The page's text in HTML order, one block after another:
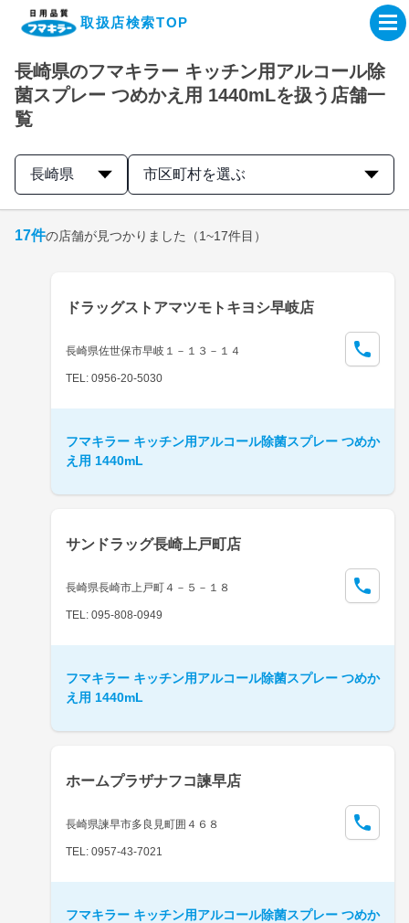
取扱店検索TOP
企業・IR情報サイト
オンラインショップ
製品検索はこちら
長崎県のフマキラー キッチン用アルコール除
菌スプレー つめかえ用 1440mLを扱う店舗一
覧
長崎県 市区町村を選ぶ
17件の店舗が見つかりました （1~17件目）
ドラッグストアマツモトキヨシ早岐店
長崎県佐世保市早岐１－１３－１４
TEL: 0956-20-5030
フマキラー キッチン用アルコール除菌スプレー つめか
え用 1440mL
サンドラッグ長崎上戸町店
長崎県長崎市上戸町４－５－１８
TEL: 095-808-0949
フマキラー キッチン用アルコール除菌スプレー つめか
え用 1440mL
ホームプラザナフコ諫早店
長崎県諫早市多良見町囲４６８
TEL: 0957-43-7021
フマキラー キッチン用アルコール除菌スプレー つめか